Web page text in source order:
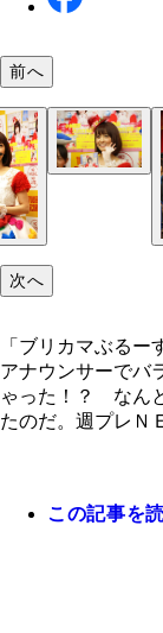
前へ
次へ
「ブリカマぶる
アナウンサーでバ
ゃった！？ なん
たのだ。週プレＮ
この記事を